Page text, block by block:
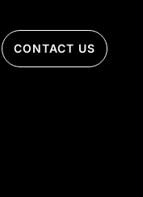
CONTACT US